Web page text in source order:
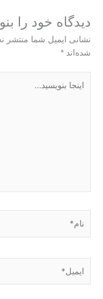
دیدگاه‌ خود را
نشانی ایمیل شما منتشر
شده‌اند *
بنویسید…